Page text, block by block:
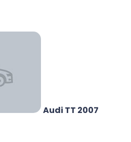
Audi TT 2007